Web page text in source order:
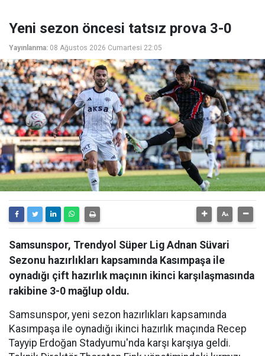
Yeni sezon öncesi tatsız prova 3-0
Yayınlanma: 08 Ağustos 2026 Cumartesi 22:05
Samsunspor, Trendyol Süper Lig Adnan Süvari
Sezonu hazırlıkları kapsamında Kasımpaşa ile
oynadığı çift hazırlık maçının ikinci karşılaşmasında
rakibine 3-0 mağlup oldu.
Samsunspor, yeni sezon hazırlıkları kapsamında
Kasımpaşa ile oynadığı ikinci hazırlık maçında Recep
Tayyip Erdoğan Stadyumu'nda karşı karşıya geldi.